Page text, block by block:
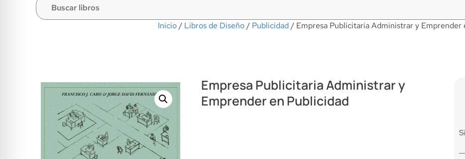
Inicio / Libros de Diseño / Publicidad / Empresa Publicitaria Administrar y Emprender
Empresa Publicitaria Administrar y
Emprender en Publicidad